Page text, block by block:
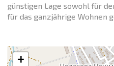
günstigen Lage sowohl für
für das ganzjährige Wohnen
+